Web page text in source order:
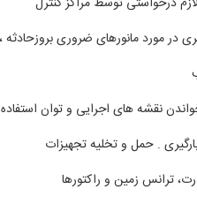
در مورد مانورهای ضروری
نقشه های اجرایی و توان
. حمل و تخلیه تجهیزات
ترانس زمین و راکتورها